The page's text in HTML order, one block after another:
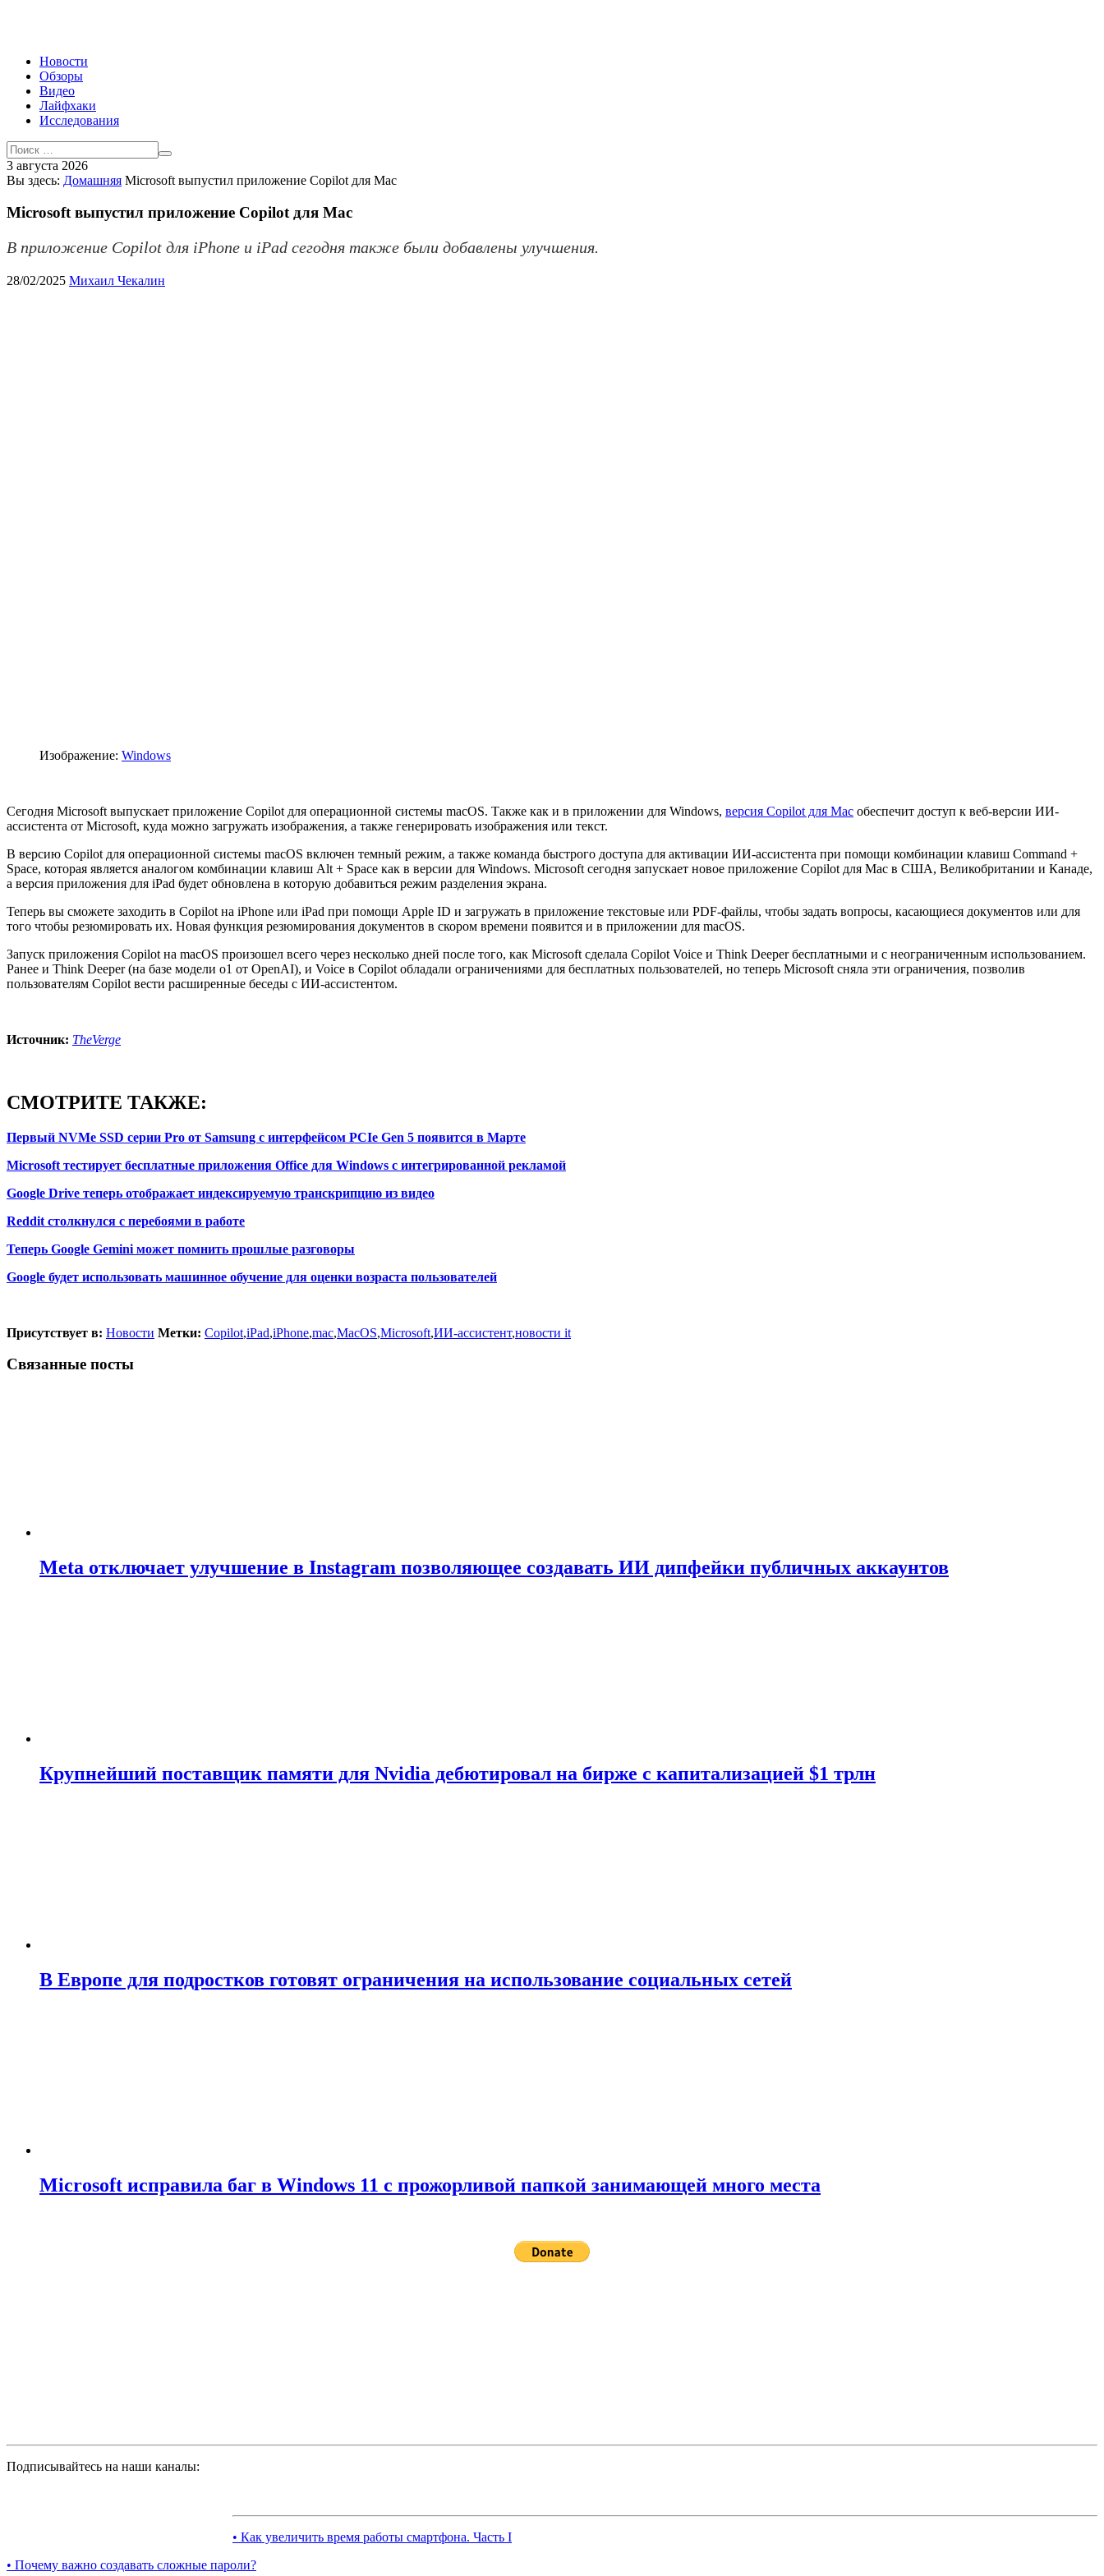
Новости
Обзоры
Видео
Лайфхаки
Исследования
3 августа 2026
Вы здесь: Домашняя Microsoft выпустил приложение Copilot для Mac
Microsoft выпустил приложение Copilot для Mac
В приложение Copilot для iPhone и iPad сегодня также были добавлены улучшения.
28/02/2025 Михаил Чекалин
Изображение: Windows
Сегодня Microsoft выпускает приложение Copilot для операционной системы macOS. Также как и в приложении для Windows, версия Copilot для Mac обеспечит доступ к веб-версии ИИ-
ассистента от Microsoft, куда можно загружать изображения, а также генерировать изображения или текст.
В версию Copilot для операционной системы macOS включен темный режим, а также команда быстрого доступа для активации ИИ-ассистента при помощи комбинации клавиш Command +
Space, которая является аналогом комбинации клавиш Alt + Space как в версии для Windows. Microsoft сегодня запускает новое приложение Copilot для Mac в США, Великобритании и Канаде,
а версия приложения для iPad будет обновлена в которую добавиться режим разделения экрана.
Теперь вы сможете заходить в Copilot на iPhone или iPad при помощи Apple ID и загружать в приложение текстовые или PDF-файлы, чтобы задать вопросы, касающиеся документов или для
того чтобы резюмировать их. Новая функция резюмирования документов в скором времени появится и в приложении для macOS.
Запуск приложения Copilot на macOS произошел всего через несколько дней после того, как Microsoft сделала Copilot Voice и Think Deeper бесплатными и с неограниченным использованием.
Ранее и Think Deeper (на базе модели o1 от OpenAI), и Voice в Copilot обладали ограничениями для бесплатных пользователей, но теперь Microsoft сняла эти ограничения, позволив
пользователям Copilot вести расширенные беседы с ИИ-ассистентом.
Источник: TheVerge
СМОТРИТЕ ТАКЖЕ:
Первый NVMe SSD серии Pro от Samsung с интерфейсом PCIe Gen 5 появится в Марте
Microsoft тестирует бесплатные приложения Office для Windows с интегрированной рекламой
Google Drive теперь отображает индексируемую транскрипцию из видео
Reddit столкнулся с перебоями в работе
Теперь Google Gemini может помнить прошлые разговоры
Google будет использовать машинное обучение для оценки возраста пользователей
Присутствует в: Новости Метки: Copilot,iPad,iPhone,mac,MacOS,Microsoft,ИИ-ассистент,новости it
Связанные посты
Meta отключает улучшение в Instagram позволяющее создавать ИИ дипфейки публичных аккаунтов
Крупнейший поставщик памяти для Nvidia дебютировал на бирже с капитализацией $1 трлн
В Европе для подростков готовят ограничения на использование социальных сетей
Microsoft исправила баг в Windows 11 с прожорливой папкой занимающей много места
Подписывайтесь на наши каналы:
• Как увеличить время работы смартфона. Часть I
• Почему важно создавать сложные пароли?